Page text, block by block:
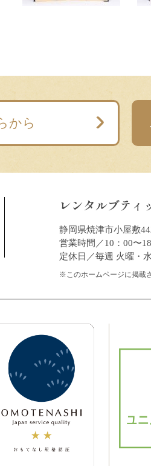
から
レンタルブティ
静岡県焼津市小屋敷
営業時間／10：00〜
定休日／毎週 火曜・
※このホームページに掲載